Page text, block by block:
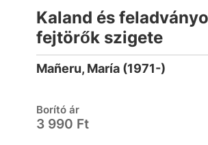
Kaland és
fejtörők szigete
Mañeru, María (1971-)
Borító ár
3 990 Ft